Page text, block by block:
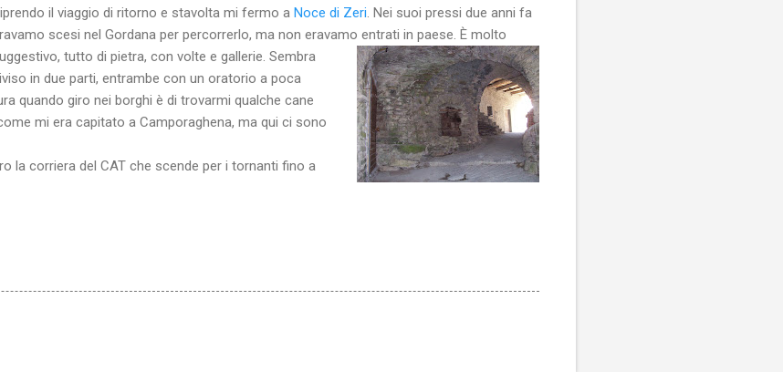
il viaggio di ritorno e stavolta mi fermo a Noce di Zeri . Nei suoi pressi due anni fa
scesi nel Gordana per percorrerlo, ma non eravamo entrati in paese. È molto
tutto di pietra, con volte e gallerie. Sembra
in due parti, entrambe con un oratorio a poca
quando giro nei borghi è di trovarmi qualche cane
mi era capitato a Camporaghena, ma qui ci sono
la corriera del CAT che scende per i tornanti fino a